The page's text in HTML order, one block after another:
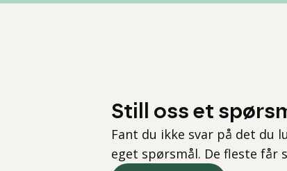
Still oss et
Fant du ikke svar på det du
eget spørsmål. De fleste får